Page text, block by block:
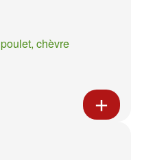
chèvre